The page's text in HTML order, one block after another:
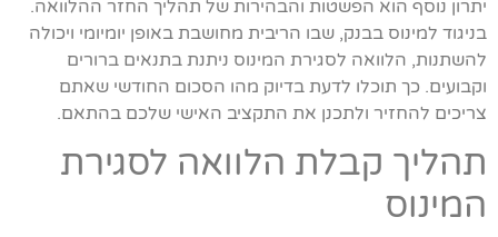
יתרון נוסף הוא הפשטות והבהירות של תהליך החזר ההלוואה.
בניגוד למינוס בבנק, שבו הריבית מחושבת באופן יומיומי ויכולה
להשתנות, הלוואה לסגירת המינוס ניתנת בתנאים ברורים
וקבועים. כך תוכלו לדעת בדיוק מהו הסכום החודשי שאתם
צריכים להחזיר ולתכנן את התקציב האישי שלכם בהתאם.
תהליך קבלת הלוואה לסגירת
המינוס